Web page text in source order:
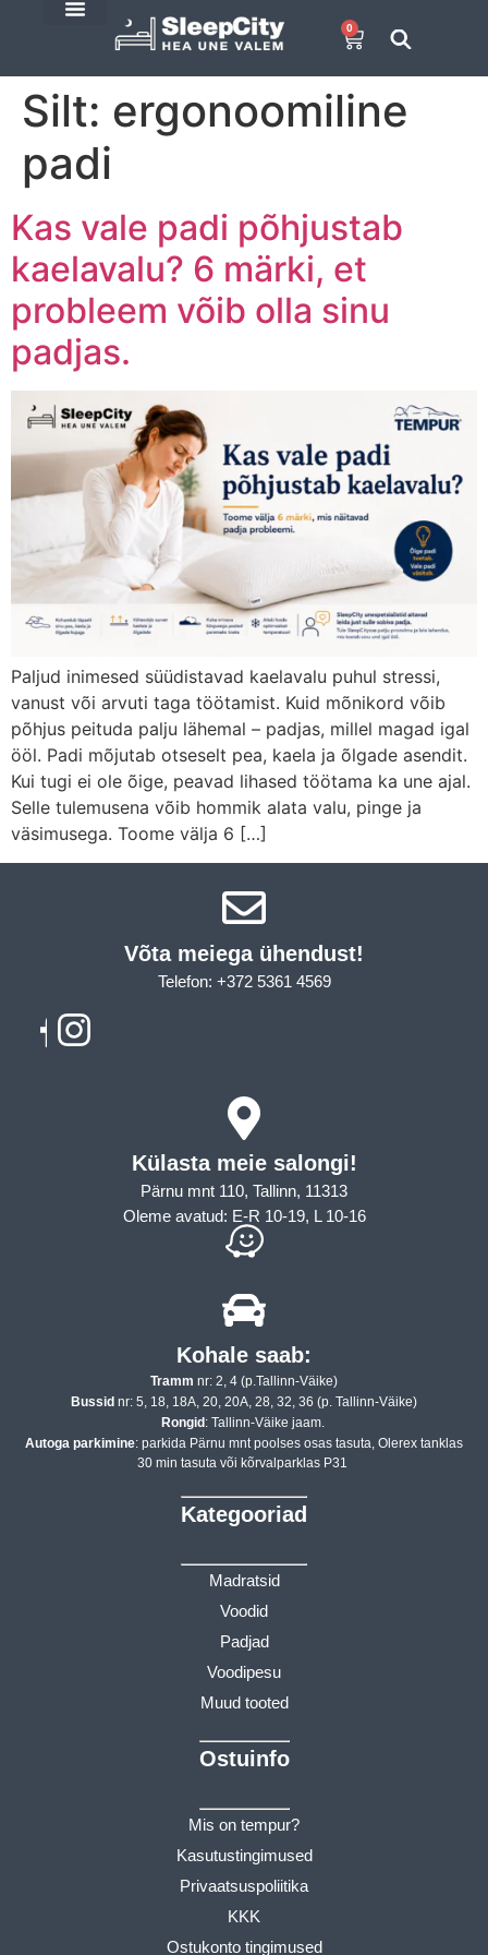
0
Silt: ergonoomiline
padi
Kas vale padi põhjustab
kaelavalu? 6 märki, et
probleem võib olla sinu
padjas.
Paljud inimesed süüdistavad kaelavalu puhul stressi,
vanust või arvuti taga töötamist. Kuid mõnikord võib
põhjus peituda palju lähemal – padjas, millel magad igal
ööl. Padi mõjutab otseselt pea, kaela ja õlgade asendit.
Kui tugi ei ole õige, peavad lihased töötama ka une ajal.
Selle tulemusena võib hommik alata valu, pinge ja
väsimusega. Toome välja 6 […]
Võta meiega ühendust!​
Telefon: +372 5361 4569
Külasta meie salongi!
Pärnu mnt 110, Tallinn, 11313
Oleme avatud: E-R 10-19, L 10-16
Kohale saab:
Tramm nr: 2, 4 (p.Tallinn-Väike)
Bussid nr: 5, 18, 18A, 20, 20A, 28, 32, 36 (p. Tallinn-Väike)
Rongid: Tallinn-Väike jaam.
Autoga parkimine: parkida Pärnu mnt poolses osas tasuta, Olerex tanklas
30 min tasuta või kõrvalparklas P31
Kategooriad
Madratsid
Voodid
Padjad
Voodipesu
Muud tooted
Ostuinfo
Mis on tempur?
Kasutustingimused
Privaatsuspoliitika
KKK
Ostukonto tingimused